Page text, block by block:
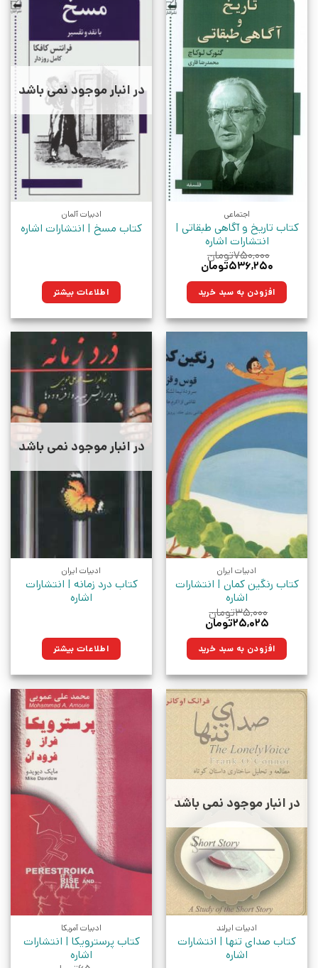
اجتماعی
کتاب تاریخ و آگاهی طبقاتی |
انتشارات اشاره
۷۵۰,۰۰۰تومان
قیمت
۷۵۰,۰۰۰تومان
بود.
۵۳۶,۲۵۰تومان
۵۳۶,۲۵۰تومان.افزودن به سبد خرید
در انبار موجود نمی باشد
ادبیات آلمان
کتاب مسخ | انتشارات اشاره
اطلاعات بیشتر
ادبیات ایران
کتاب رنگین کمان | انتشارات
اشاره
۳۵,۰۰۰تومان
قیمت
۳۵,۰۰۰تومان
بود.
۲۵,۰۲۵تومان
۲۵,۰۲۵تومان.افزودن به سبد خرید
در انبار موجود نمی باشد
ادبیات ایران
کتاب درد زمانه | انتشارات
اشاره
اطلاعات بیشتر
در انبار موجود نمی باشد
ادبیات ایرلند
کتاب صدای تنها | انتشارات
اشاره
ادبیات آمریکا
کتاب پرسترویکا | انتشارات
اشاره